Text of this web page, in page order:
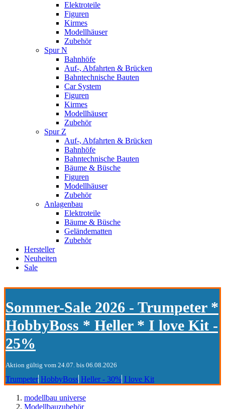
Elektroteile
Figuren
Kirmes
Modellhäuser
Zubehör
Spur N
Bahnhöfe
Auf-, Abfahrten & Brücken
Bahntechnische Bauten
Car System
Figuren
Kirmes
Modellhäuser
Zubehör
Spur Z
Auf-, Abfahrten & Brücken
Bahnhöfe
Bahntechnische Bauten
Bäume & Büsche
Figuren
Modellhäuser
Zubehör
Anlagenbau
Elektroteile
Bäume & Büsche
Geländematten
Zubehör
Hersteller
Neuheiten
Sale
Sommer-Sale 2026 - Trumpeter *
HobbyBoss * Heller * I love Kit -
25%
Aktion gültig vom 24.07. bis 06.08.2026
Trumpeter HobbyBoss Heller - 30% I love Kit
modellbau universe
Modellbauzubehör